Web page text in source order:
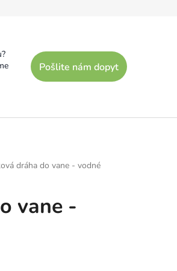
Pošlite nám dopyt
dráha do vane - vodné
vane -